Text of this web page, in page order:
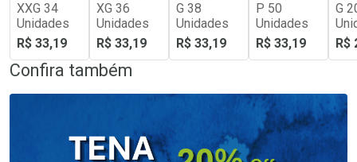
XXG 34
Unidades
R$ 33,19
XG 36
Unidades
R$ 33,19
G 38
Unidades
R$ 33,19
P 50
Unidades
R$ 33,19
G
R$
Confira também